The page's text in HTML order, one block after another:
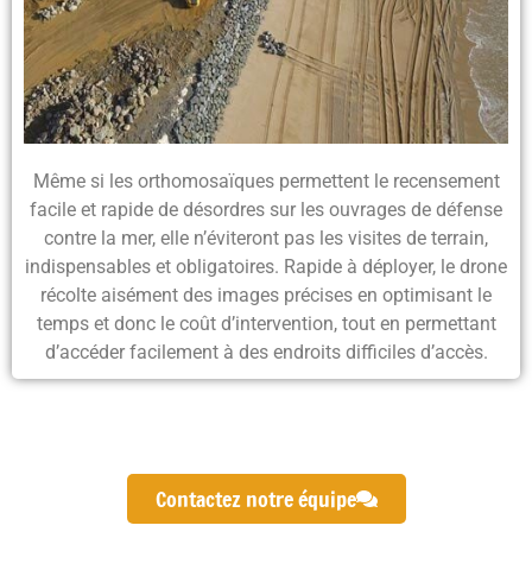
Même si les orthomosaïques permettent le recensement
facile et rapide de désordres sur les ouvrages de défense
contre la mer, elle n’éviteront pas les visites de terrain,
indispensables et obligatoires. Rapide à déployer, le drone
récolte aisément des images précises en optimisant le
temps et donc le coût d’intervention, tout en permettant
d’accéder facilement à des endroits difficiles d’accès.
Contactez notre équipe